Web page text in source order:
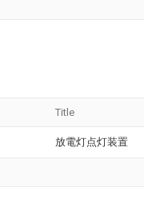
Title
放電灯点灯装置